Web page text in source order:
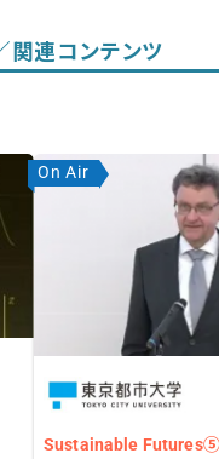
関連コンテンツ
Sustainable Futures⑤
On Air